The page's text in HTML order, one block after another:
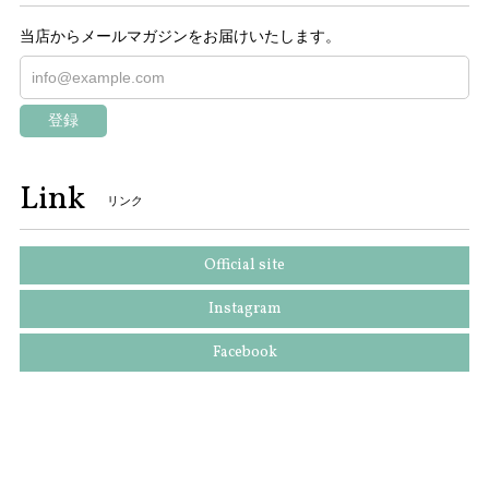
当店からメールマガジンをお届けいたします。
登録
Link リンク
Official site
Instagram
Facebook